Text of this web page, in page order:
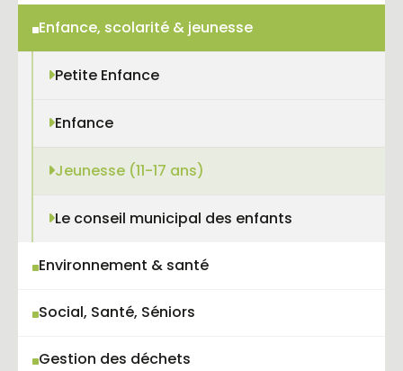
Enfance, scolarité & jeunesse
Petite Enfance
Enfance
Jeunesse (11-17 ans)
Le conseil municipal des enfants
Environnement & santé
Social, Santé, Séniors
Gestion des déchets